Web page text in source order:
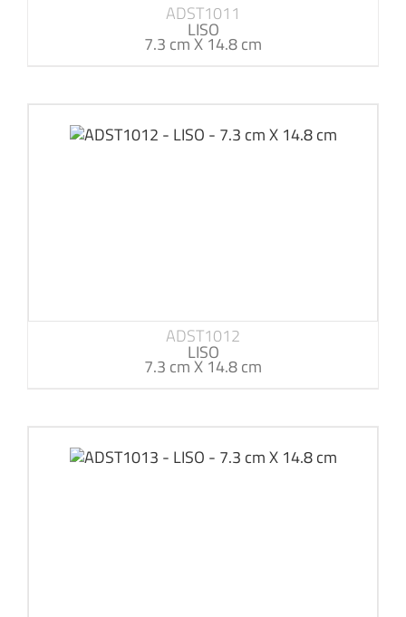
ADST1011
LISO
7.3 cm X 14.8 cm
ADST1012
LISO
7.3 cm X 14.8 cm